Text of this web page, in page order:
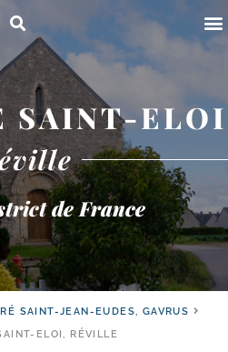
SAINT-ELOI
de France
SAINT-JEAN-EUDES, GAVRUS
ELOI, RÉVILLE